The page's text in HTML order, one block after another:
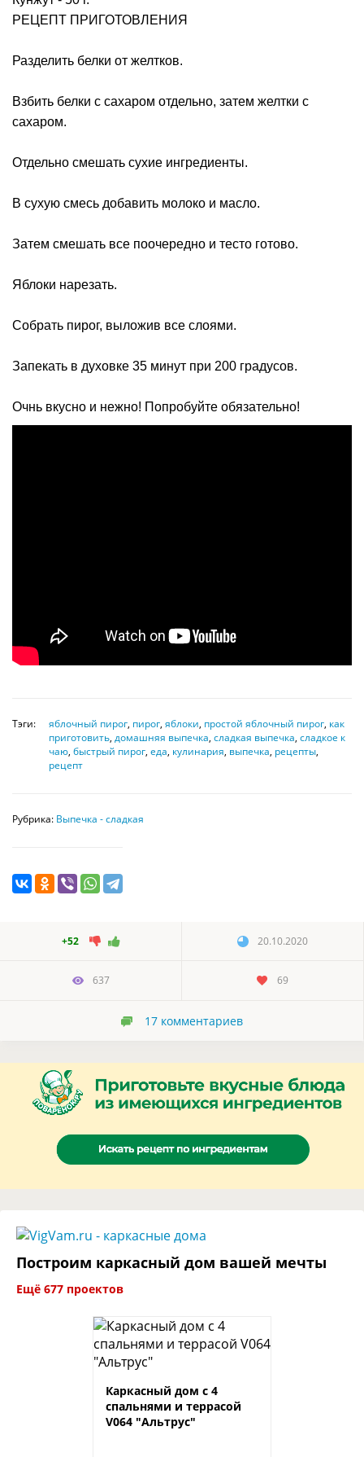
РЕЦЕПТ ПРИГОТОВЛЕНИЯ
Разделить белки от желтков.
Взбить белки с сахаром отдельно, затем желтки с
сахаром.
Отдельно смешать сухие ингредиенты.
В сухую смесь добавить молоко и масло.
Затем смешать все поочередно и тесто готово.
Яблоки нарезать.
Собрать пирог, выложив все слоями.
Запекать в духовке 35 минут при 200 градусов.
Очнь вкусно и нежно! Попробуйте обязательно!
Тэги: яблочный пирог, пирог, яблоки, простой яблочный пирог, как
приготовить, домашняя выпечка, сладкая выпечка, сладкое к
чаю, быстрый пирог, еда, кулинария, выпечка, рецепты,
рецепт
Рубрика: Выпечка - сладкая
+52 20.10.2020
637 69
17 комментариев
Построим каркасный дом вашей мечты
Ещё 677 проектов
Каркасный дом с 4
спальнями и террасой
V064 "Альтрус"